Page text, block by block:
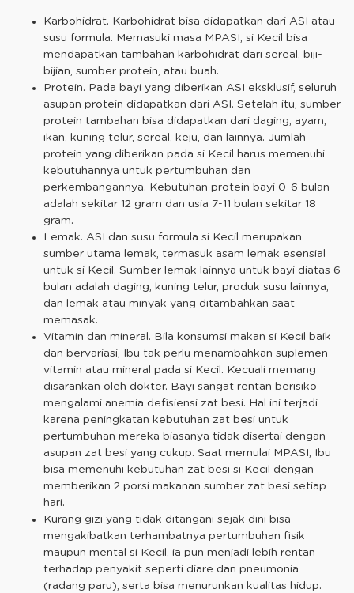
Karbohidrat. Karbohidrat bisa didapatkan dari ASI atau
susu formula. Memasuki masa MPASI, si Kecil bisa
mendapatkan tambahan karbohidrat dari sereal, biji-
bijian, sumber protein, atau buah.
Protein. Pada bayi yang diberikan ASI eksklusif, seluruh
asupan protein didapatkan dari ASI. Setelah itu, sumber
protein tambahan bisa didapatkan dari daging, ayam,
ikan, kuning telur, sereal, keju, dan lainnya. Jumlah
protein yang diberikan pada si Kecil harus memenuhi
kebutuhannya untuk pertumbuhan dan
perkembangannya. Kebutuhan protein bayi 0-6 bulan
adalah sekitar 12 gram dan usia 7-11 bulan sekitar 18
gram.
Lemak. ASI dan susu formula si Kecil merupakan
sumber utama lemak, termasuk asam lemak esensial
untuk si Kecil. Sumber lemak lainnya untuk bayi diatas 6
bulan adalah daging, kuning telur, produk susu lainnya,
dan lemak atau minyak yang ditambahkan saat
memasak.
Vitamin dan mineral. Bila konsumsi makan si Kecil baik
dan bervariasi, Ibu tak perlu menambahkan suplemen
vitamin atau mineral pada si Kecil. Kecuali memang
disarankan oleh dokter. Bayi sangat rentan berisiko
mengalami anemia defisiensi zat besi. Hal ini terjadi
karena peningkatan kebutuhan zat besi untuk
pertumbuhan mereka biasanya tidak disertai dengan
asupan zat besi yang cukup. Saat memulai MPASI, Ibu
bisa memenuhi kebutuhan zat besi si Kecil dengan
memberikan 2 porsi makanan sumber zat besi setiap
hari.
Kurang gizi yang tidak ditangani sejak dini bisa
mengakibatkan terhambatnya pertumbuhan fisik
maupun mental si Kecil, ia pun menjadi lebih rentan
terhadap penyakit seperti diare dan pneumonia
(radang paru), serta bisa menurunkan kualitas hidup.